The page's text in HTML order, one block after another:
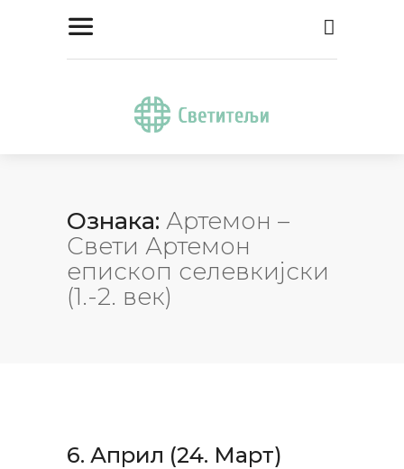
Ознака: Артемон –
Свети Артемон
епископ селевкијски
(1.-2. век)
6. Април (24. Март)